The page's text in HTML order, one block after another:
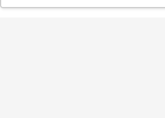
nossaPOLÍTICA DE PRIVACIDADE E COOKIES